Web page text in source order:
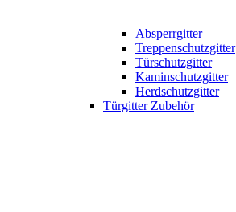
Absperrgitter
Treppenschutzgitter
Türschutzgitter
Kaminschutzgitter
Herdschutzgitter
Türgitter Zubehör